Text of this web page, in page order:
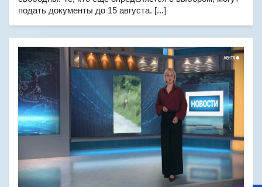
подать документы до 15 августа. [...]